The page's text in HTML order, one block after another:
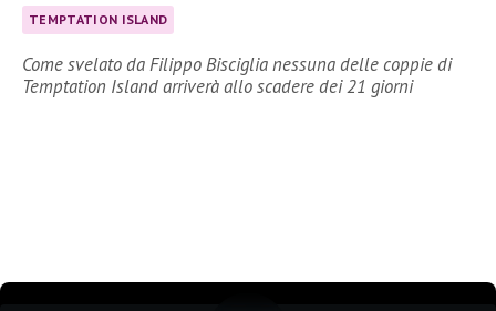
TEMPTATION ISLAND
Come svelato da Filippo Bisciglia nessuna delle coppie di
Temptation Island arriverà allo scadere dei 21 giorni